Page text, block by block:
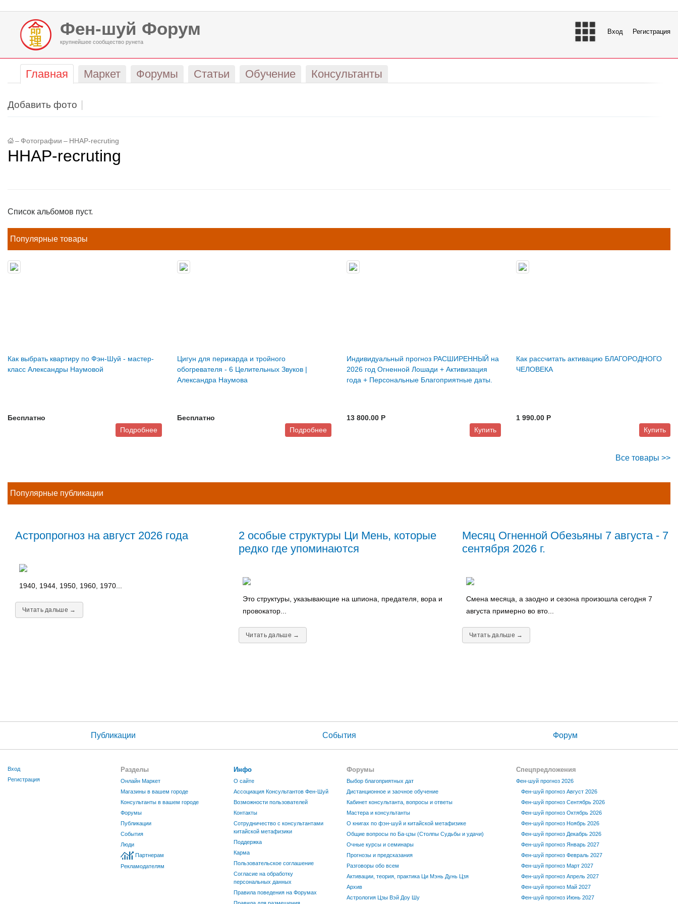
Фен-шуй Форум
крупнейшее сообщество рунета
Вход Регистрация
Главная Маркет Форумы Статьи Обучение Консультанты
Добавить фото
– Фотографии – HHAP-recruting
HHAP-recruting
Список альбомов пуст.
Популярные товары
Как выбрать квартиру по Фэн-Шуй - мастер-
класс Александры Наумовой
Бесплатно
Подробнее
Цигун для перикарда и тройного
обогревателя - 6 Целительных Звуков |
Александра Наумова
Бесплатно
Подробнее
Индивидуальный прогноз РАСШИРЕННЫЙ на
2026 год Огненной Лошади + Активизация
года + Персональные Благоприятные даты.
13 800.00 P
Купить
Как рассчитать активацию БЛАГОРОДНОГО
ЧЕЛОВЕКА
1 990.00 P
Купить
Все товары >>
Популярные публикации
Астропрогноз на август 2026 года
1940, 1944, 1950, 1960, 1970...
Читать дальше →
2 особые структуры Ци Мень, которые
редко где упоминаются
Это структуры, указывающие на шпиона, предателя, вора и
провокатор...
Читать дальше →
Месяц Огненной Обезьяны 7 августа - 7
сентября 2026 г.
Смена месяца, а заодно и сезона произошла сегодня 7
августа примерно во вто...
Читать дальше →
Публикации События Форум
Вход
Регистрация
Разделы
Онлайн Маркет
Магазины в вашем городе
Консультанты в вашем городе
Форумы
Публикации
События
Люди
Партнерам
Рекламодателям
Инфо
О сайте
Ассоциация Консультантов Фен-Шуй
Возможности пользователей
Контакты
Сотрудничество с консультантами
китайской метафизики
Поддержка
Карма
Пользовательское соглашение
Согласие на обработку
персональных данных
Правила поведения на Форумах
Правила для размещения
Форумы
Выбор благоприятных дат
Дистанционное и заочное обучение
Кабинет консультанта, вопросы и ответы
Мастера и консультанты
О книгах по фэн-шуй и китайской метафизике
Общие вопросы по Ба-цзы (Столпы Судьбы и удачи)
Очные курсы и семинары
Прогнозы и предсказания
Разговоры обо всем
Активации, теория, практика Ци Мэнь Дунь Цзя
Архив
Астрология Цзы Вэй Доу Шу
Спецпредложения
Фен-шуй прогноз 2026
Фен-шуй прогноз Август 2026
Фен-шуй прогноз Сентябрь 2026
Фен-шуй прогноз Октябрь 2026
Фен-шуй прогноз Ноябрь 2026
Фен-шуй прогноз Декабрь 2026
Фен-шуй прогноз Январь 2027
Фен-шуй прогноз Февраль 2027
Фен-шуй прогноз Март 2027
Фен-шуй прогноз Апрель 2027
Фен-шуй прогноз Май 2027
Фен-шуй прогноз Июнь 2027